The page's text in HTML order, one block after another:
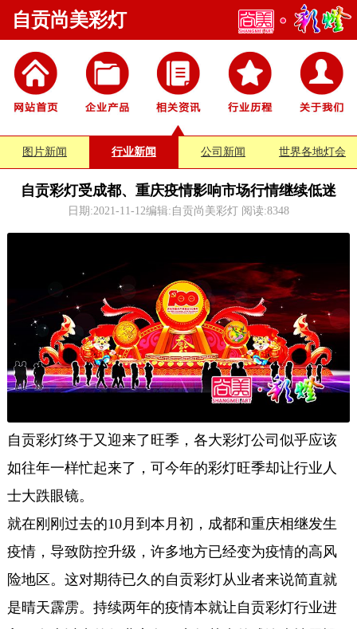
自贡尚美彩灯
图片新闻 行业新闻 公司新闻 世界各地灯会
自贡彩灯受成都、重庆疫情影响市场行情继续低迷
日期:2021-11-12编辑:自贡尚美彩灯 阅读:8348
自贡彩灯终于又迎来了旺季，各大彩灯公司似乎应该
如往年一样忙起来了，可今年的彩灯旺季却让行业人
士大跌眼镜。
就在刚刚过去的10月到本月初，成都和重庆相继发生
疫情，导致防控升级，许多地方已经变为疫情的高风
险地区。这对期待已久的自贡彩灯从业者来说简直就
是晴天霹雳。持续两年的疫情本就让自贡彩灯行业进